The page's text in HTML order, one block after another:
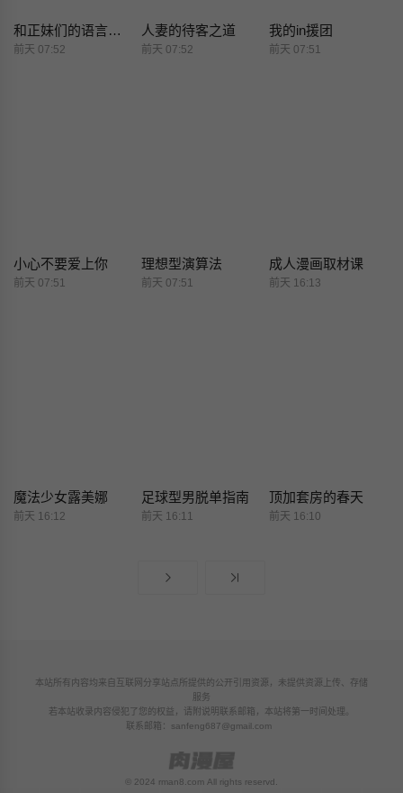
和正妹们的语言交换
前天 07:52
人妻的待客之道
前天 07:52
我的in援团
前天 07:51
小心不要爱上你
前天 07:51
理想型演算法
前天 07:51
成人漫画取材课
前天 16:13
魔法少女露美娜
前天 16:12
足球型男脱单指南
前天 16:11
顶加套房的春天
前天 16:10
本站所有内容均来自互联网分享站点所提供的公开引用资源，未提供资源上传、存储
服务
若本站收录内容侵犯了您的权益，请附说明联系邮箱，本站将第一时间处理。
联系邮箱： sanfeng687@gmail.com
© 2024 rman8.com All rights reservd.